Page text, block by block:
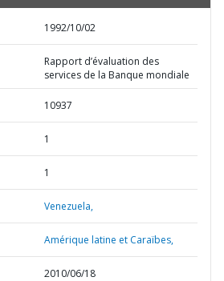
1992/10/02
Rapport d’évaluation des
services de la Banque mondiale
10937
1
1
Venezuela,
Amérique latine et Caraïbes,
2010/06/18